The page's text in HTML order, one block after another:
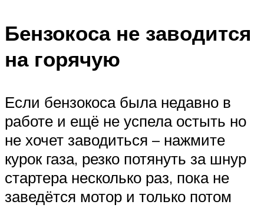
Бензокоса не заводится
на горячую
Если бензокоса была недавно в
работе и ещё не успела остыть но
не хочет заводиться – нажмите
курок газа, резко потянуть за шнур
стартера несколько раз, пока не
заведётся мотор и только потом